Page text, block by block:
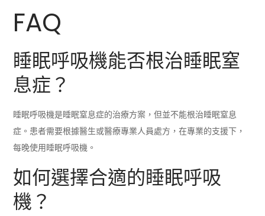
FAQ
睡眠呼吸機能否根治睡眠窒
息症？
睡眠呼吸機是睡眠窒息症的治療方案，但並不能根治睡眠窒息
症。患者需要根據醫生或醫療專業人員處方，在專業的支援下，
每晚使用睡眠呼吸機。
如何選擇合適的睡眠呼吸
機？